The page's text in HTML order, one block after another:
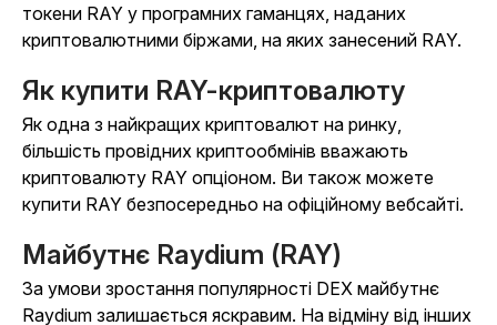
токени RAY у програмних гаманцях, наданих
криптовалютними біржами, на яких занесений RAY.
Як купити RAY-криптовалюту
Як одна з найкращих криптовалют на ринку,
більшість провідних криптообмінів вважають
криптовалюту RAY опціоном. Ви також можете
купити RAY безпосередньо на офіційному вебсайті.
Майбутнє Raydium (RAY)
За умови зростання популярності DEX майбутнє
Raydium залишається яскравим. На відміну від інших